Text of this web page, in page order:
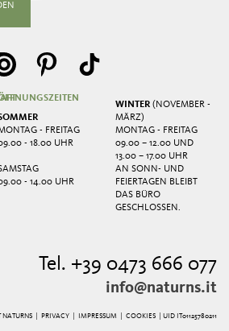
- FREITAG
- 18.00 UHR
- 14.00 UHR
WINTER(NOVEMBER -
MÄRZ)
MONTAG - FREITAG
09.00 – 12.00 UND
13.00 – 17.00 UHR
AN SONN- UND
FEIERTAGEN BLEIBT
DAS BÜRO
GESCHLOSSEN.
Tel. +39 0473 666 077
info@naturns.it
NATURNS | PRIVACY| IMPRESSUM| COOKIES | UID IT01125780211